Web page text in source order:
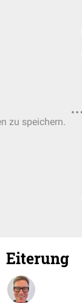
zu speichern.
Eiterung